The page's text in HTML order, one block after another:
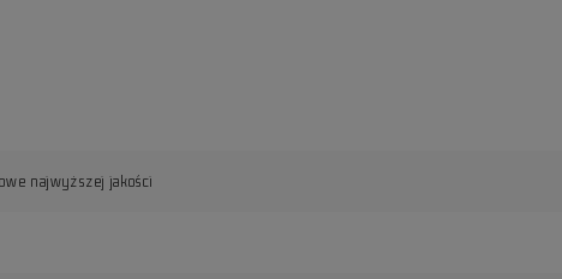
najwyższej jakości